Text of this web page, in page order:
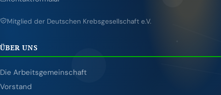
Mitglied der Deutschen Krebsgesellschaft e.V.
ÜBER UNS
Die Arbeitsgemeinschaft
Vorstand